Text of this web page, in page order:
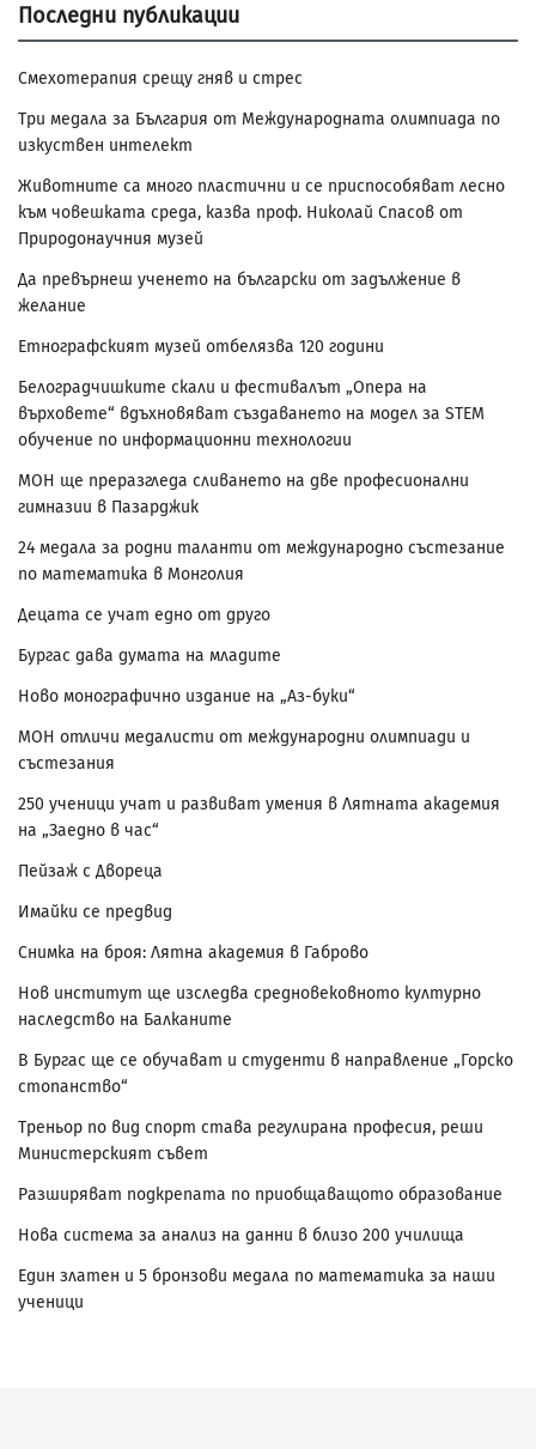
Последни публикации
Смехотерапия срещу гняв и стрес
Три медала за България от Международната олимпиада по
изкуствен интелект
Животните са много пластични и се приспособяват лесно
към човешката среда, казва проф. Николай Спасов от
Природонаучния музей
Да превърнеш ученето на български от задължение в
желание
Етнографският музей отбелязва 120 години
Белоградчишките скали и фестивалът „Опера на
върховете“ вдъхновяват създаването на модел за STEM
обучение по информационни технологии
МОН ще преразгледа сливането на две професионални
гимназии в Пазарджик
24 медала за родни таланти от международно състезание
по математика в Монголия
Децата се учат едно от друго
Бургас дава думата на младите
Ново монографично издание на „Аз-буки“
МОН отличи медалисти от международни олимпиади и
състезания
250 ученици учат и развиват умения в Лятната академия
на „Заедно в час“
Пейзаж с Двореца
Имайки се предвид
Снимка на броя: Лятна академия в Габрово
Нов институт ще изследва средновековното културно
наследство на Балканите
В Бургас ще се обучават и студенти в направление „Горско
стопанство“
Треньор по вид спорт става регулирана професия, реши
Министерският съвет
Разширяват подкрепата по приобщаващото образование
Нова система за анализ на данни в близо 200 училища
Един златен и 5 бронзови медала по математика за наши
ученици